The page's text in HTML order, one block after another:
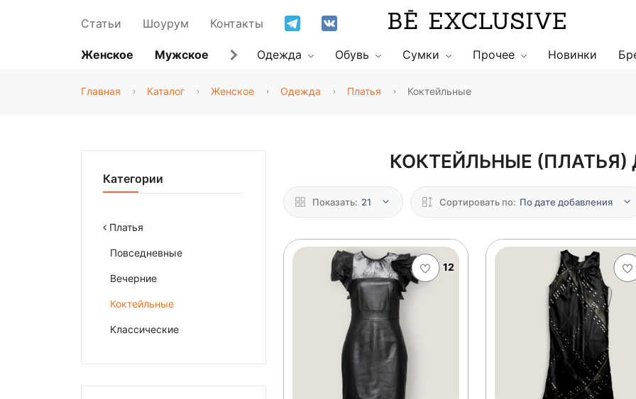
Статьи Шоурум Контакты
Женское Мужское Одежда Обувь Сумки Прочее Новинки
Главная Каталог Женское Одежда Платья Коктейльные
КОКТЕЙЛЬНЫЕ
Показать: 21 Сортировать по: По дате добавления
12
Категории
Платья
Повседневные
Вечерние
Коктейльные
Классические